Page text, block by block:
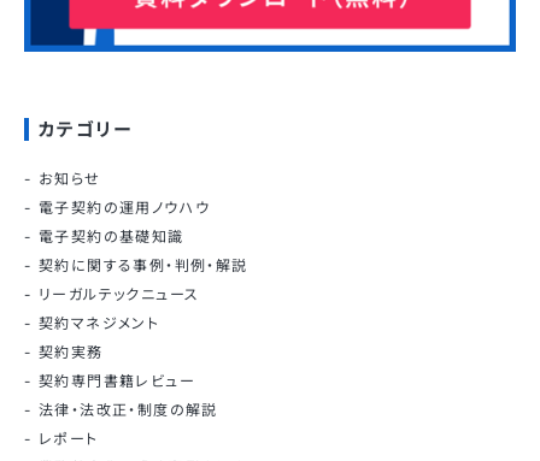
カテゴリー
お知らせ
電子契約の運用ノウハウ
電子契約の基礎知識
契約に関する事例・判例・解説
リーガルテックニュース
契約マネジメント
契約実務
契約専門書籍レビュー
法律・法改正・制度の解説
レポート